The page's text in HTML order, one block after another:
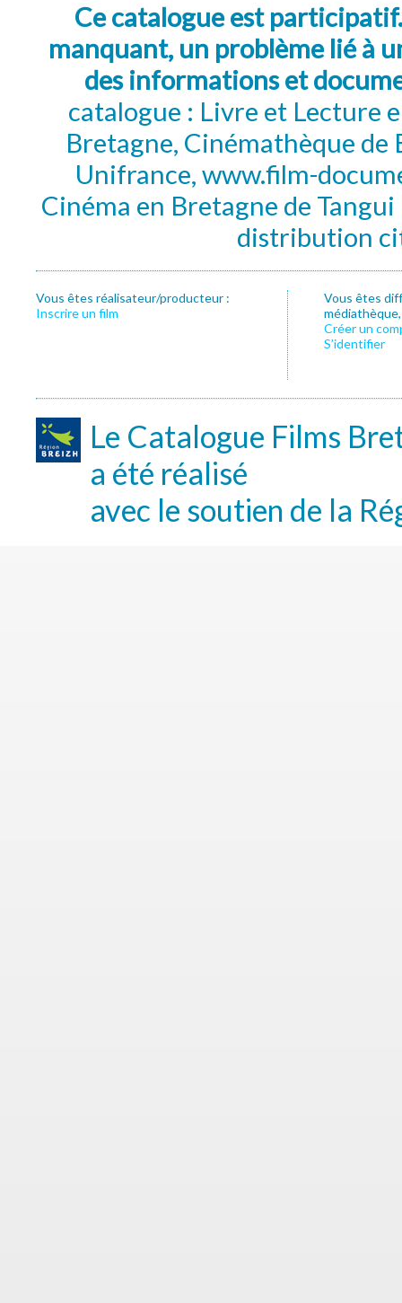
Ce catalogue est
manquant, un problème lié à
des informations et
catalogue : Livre et Lecture
Bretagne, Cinémathèque de
Unifrance, www.film-
Cinéma en Bretagne de
distribution
Vous êtes réalisateur/producteur :
Inscrire un film
Vous êtes
Créer un
S’identifier
Le Catalogue Films
a été réalisé
avec le soutien de la